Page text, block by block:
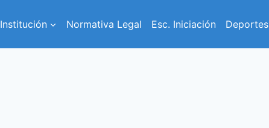
Institución Normativa Legal Esc. Iniciación Deportes